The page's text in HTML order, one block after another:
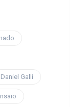
Daniel Galli